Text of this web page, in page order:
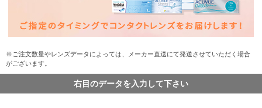
※ご注文数量やレンズデータによっては、メーカー直送にて発送させていただく場合
がございます。
右目のデータを入力して下さい